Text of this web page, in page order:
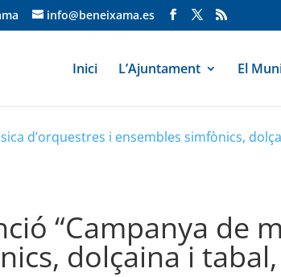
info@beneixama.es
Inici L’Ajuntament El
d’orquestres i ensembles simfònics,
“Campanya de
dolçaina i